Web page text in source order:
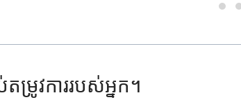
ម្រូវការរបស់អ្នក។